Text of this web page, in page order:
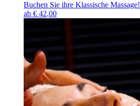
Buchen Sie ihre Klassische Massage!
ab € 42,00